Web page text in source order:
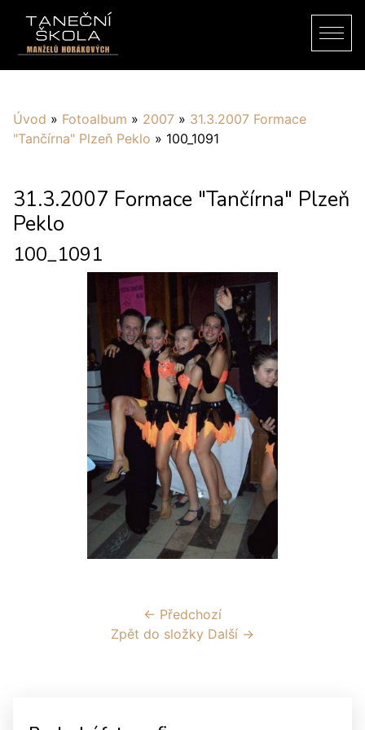
Úvod » Fotoalbum » 2007 » 31.3.2007 Formace
"Tančírna" Plzeň Peklo » 100_1091
31.3.2007 Formace "Tančírna" Plzeň
Peklo
100_1091
← Předchozí
Zpět do složky Další →